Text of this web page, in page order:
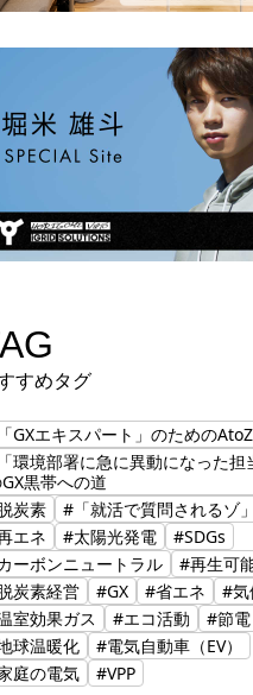
すめタグ
GXエキスパート」のためのAtoZ
環境部署に急に異動になった担
黒帯への道
炭素
#「就活で質問されるゾ
エネ
#太陽光発電
#SDGs
ーボンニュートラル
#再生可
炭素経営
#GX #省エネ
#気
室効果ガス
#エコ活動
#節電
球温暖化
#電気自動車（EV）
庭の電気
#VPP